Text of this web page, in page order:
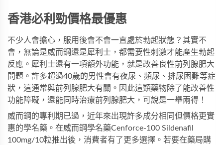
香港必利勁價格最優惠
不少人會擔心，服用後會不會一直處於勃起狀態？其實不
會，無論是威而鋼還是犀利士，都需要性刺激才能產生勃起
反應。犀利士還有一項額外功能，就是改善良性前列腺肥大
問題。許多超過40歲的男性會有夜尿、頻尿、排尿困難等症
狀，這通常與前列腺肥大有關。因此這類藥物除了能改善性
功能障礙，還能同時治療前列腺肥大，可說是一舉兩得！
威而鋼的專利期已過，近年來出現許多成分相同但價格更實
惠的學名藥。在威而鋼學名藥Cenforce-100 Sildenafil
100mg/10粒推出後，消費者有了更多選擇。若要在藥局購